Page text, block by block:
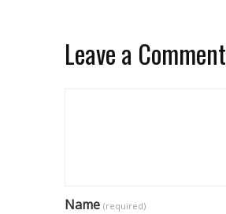
Leave a Comment
Name (required)